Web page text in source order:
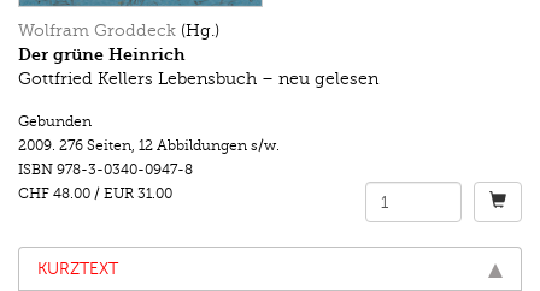
Wolfram Groddeck (Hg.)
Der grüne Heinrich
Gottfried Kellers Lebensbuch – neu gelesen
Gebunden
2009. 276 Seiten, 12 Abbildungen s/w.
ISBN 978-3-0340-0947-8
CHF 48.00 / EUR 31.00
KURZTEXT